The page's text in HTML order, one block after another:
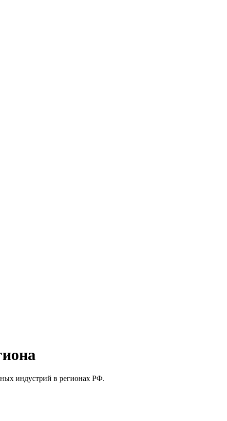
индустрий в регионах РФ.